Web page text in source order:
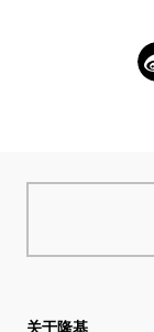
关于隆基